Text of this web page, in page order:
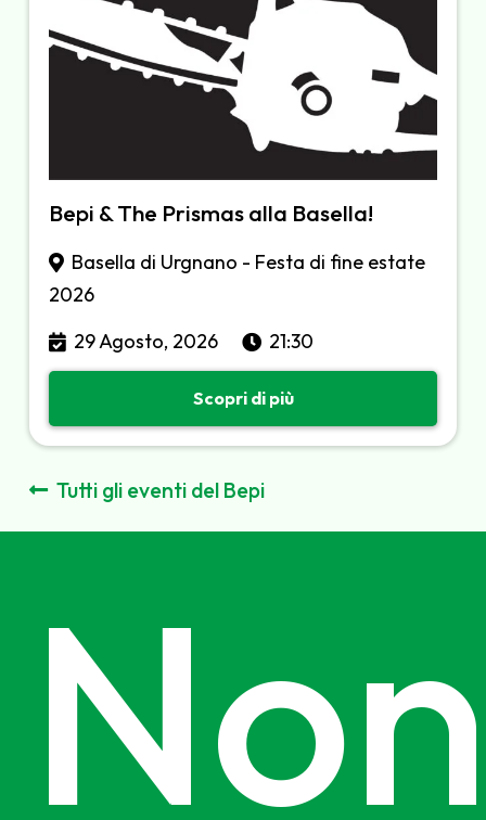
Bepi & The Prismas alla Basella!
Basella di Urgnano - Festa di fine estate
2026
29 Agosto, 2026
21:30
Scopri di più
Tutti gli eventi del Bepi